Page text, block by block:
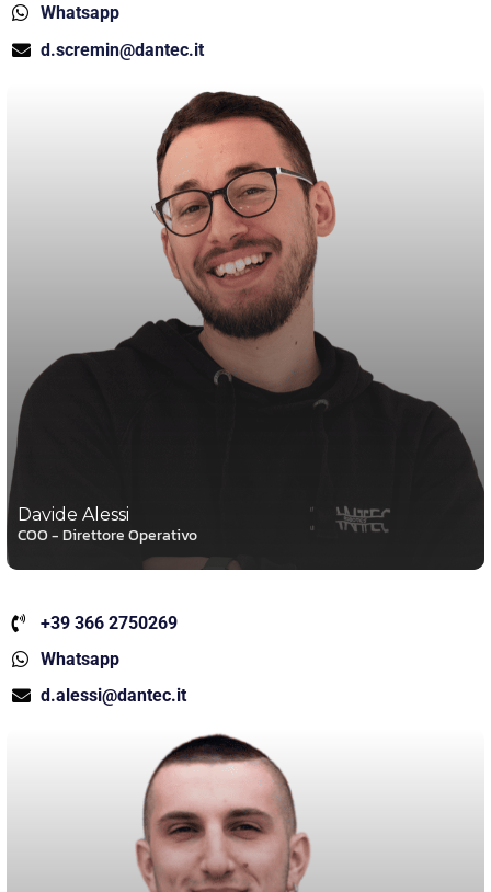
Whatsapp
d.scremin@dantec.it
Davide Alessi
COO - Direttore Operativo
+39 366 2750269
Whatsapp
d.alessi@dantec.it